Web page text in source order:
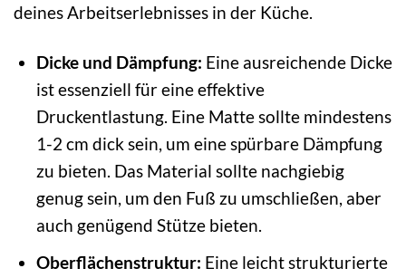
deines Arbeitserlebnisses in der Küche.
Dicke und Dämpfung: Eine ausreichende Dicke
ist essenziell für eine effektive
Druckentlastung. Eine Matte sollte mindestens
1-2 cm dick sein, um eine spürbare Dämpfung
zu bieten. Das Material sollte nachgiebig
genug sein, um den Fuß zu umschließen, aber
auch genügend Stütze bieten.
Oberflächenstruktur: Eine leicht strukturierte